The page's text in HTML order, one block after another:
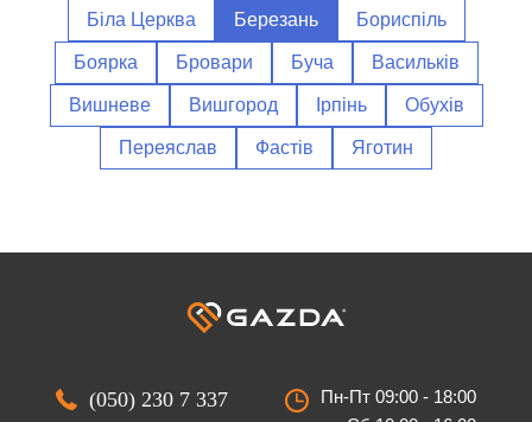
Біла Церква Березань Бориспіль
Боярка Бровари Буча Васильків
Вишневе Вишгород Ірпінь Обухів
Переяслав Фастів Яготин
(050) 230 7 337
Пн-Пт 09:00 - 18:00